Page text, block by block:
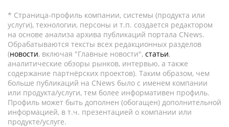
* Страница-профиль компании, системы (продукта или
услуги), технологии, персоны и т.п. создается редактором
на основе анализа архива публикаций портала CNews.
Обрабатываются тексты всех редакционных разделов
(новости, включая "Главные новости", статьи,
аналитические обзоры рынков, интервью, а также
содержание партнёрских проектов). Таким образом, чем
больше публикаций на CNews было с именем компании
или продукта/услуги, тем более информативен профиль.
Профиль может быть дополнен (обогащен) дополнительной
информацией, в т.ч. презентацией о компании или
продукте/услуге.